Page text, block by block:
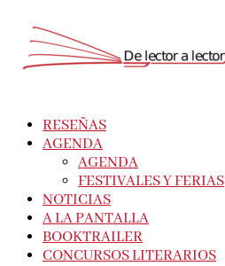
RESEÑAS
AGENDA
AGENDA
FESTIVALES Y FERIAS
NOTICIAS
A LA PANTALLA
BOOKTRAILER
CONCURSOS LITERARIOS